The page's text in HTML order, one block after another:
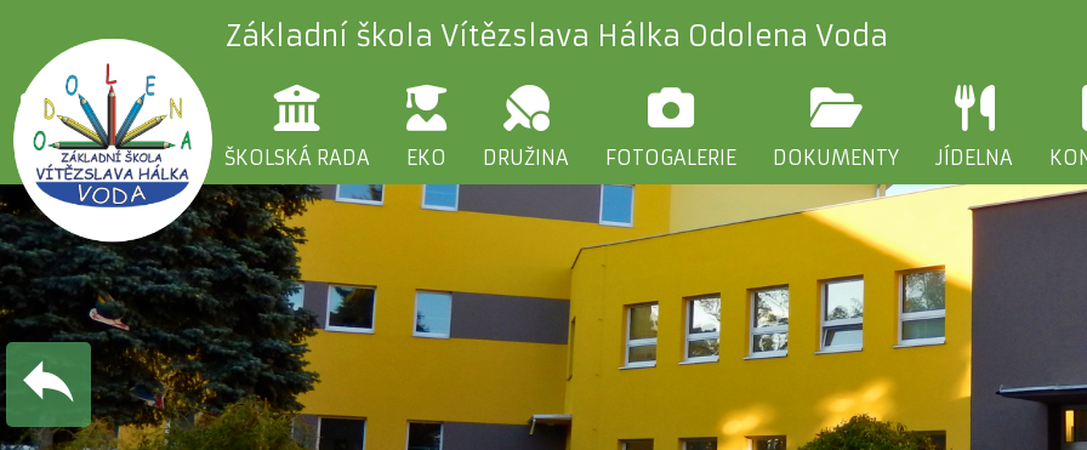
Základní škola Vítězslava Hálka Odolena Voda
ŠKOLA RODIČE ŠKOLSKÁ RADA EKO DRUŽINA FOTOGALERIE DOKUMENTY JÍDELNA